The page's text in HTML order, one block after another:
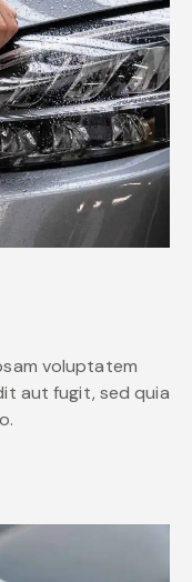
voluptatem
aut fugit, sed quia